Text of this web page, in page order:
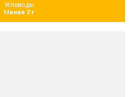
Углеводы
Менее 2 г